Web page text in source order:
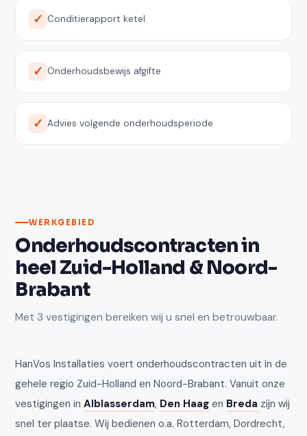
Conditierapport ketel
Onderhoudsbewijs afgifte
Advies volgende onderhoudsperiode
WERKGEBIED
Onderhoudscontracten in
heel Zuid-Holland & Noord-
Brabant
Met 3 vestigingen bereiken wij u snel en betrouwbaar.
HanVos Installaties voert onderhoudscontracten uit in de
gehele regio Zuid-Holland en Noord-Brabant. Vanuit onze
vestigingen inAlblasserdam, Den Haag en Breda zijn wij
snel ter plaatse. Wij bedienen o.a. Rotterdam, Dordrecht,